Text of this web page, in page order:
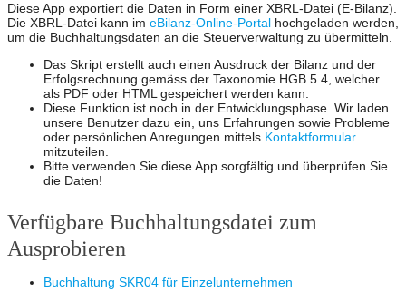
Diese App exportiert die Daten in Form einer XBRL-Datei (E-Bilanz).
Die XBRL-Datei kann im eBilanz-Online-Portal hochgeladen werden,
um die Buchhaltungsdaten an die Steuerverwaltung zu übermitteln.
Das Skript erstellt auch einen Ausdruck der Bilanz und der
Erfolgsrechnung gemäss der Taxonomie HGB 5.4, welcher
als PDF oder HTML gespeichert werden kann.
Diese Funktion ist noch in der Entwicklungsphase. Wir laden
unsere Benutzer dazu ein, uns Erfahrungen sowie Probleme
oder persönlichen Anregungen mittels Kontaktformular
mitzuteilen.
Bitte verwenden Sie diese App sorgfältig und überprüfen Sie
die Daten!
Verfügbare Buchhaltungsdatei zum
Ausprobieren
Buchhaltung SKR04 für Einzelunternehmen